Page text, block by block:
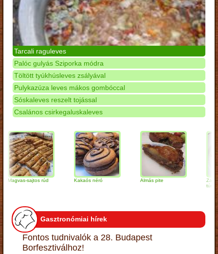
Tarcali raguleves
Palóc gulyás Sziporka módra
Töltött tyúkhúsleves zsályával
Pulykazúza leves mákos gombóccal
Sóskaleves reszelt tojással
Csalános csirkegaluskaleves
sajtos rúd Kakaós néró Almás pite
Gasztronómiai hírek
Fontos tudnivalók a 28. Budapest
Borfesztiválhoz!